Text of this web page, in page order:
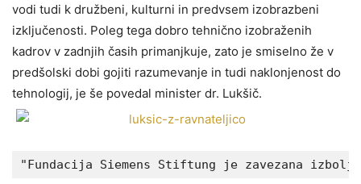
vodi tudi k družbeni, kulturni in predvsem izobrazbeni
izključenosti. Poleg tega dobro tehnično izobraženih
kadrov v zadnjih časih primanjkuje, zato je smiselno že v
predšolski dobi gojiti razumevanje in tudi naklonjenost do
tehnologij, je še povedal minister dr. Lukšič.
"Fundacija Siemens Stiftung je zavezana